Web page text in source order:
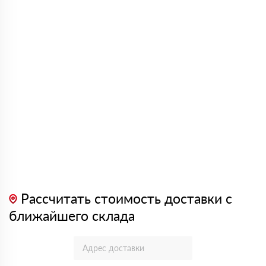
Рассчитать стоимость доставки с
ближайшего склада